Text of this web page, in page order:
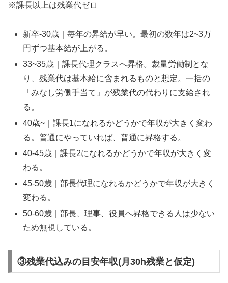
※課長以上は残業代ゼロ
新卒-30歳｜毎年の昇給が早い。最初の数年は2~3万
円ずつ基本給が上がる。
33~35歳｜課長代理クラスへ昇格。裁量労働制とな
り、残業代は基本給に含まれるものと想定。一括の
「みなし労働手当て」が残業代の代わりに支給され
る。
40歳~｜課長1になれるかどうかで年収が大きく変わ
る。普通にやっていれば、普通に昇格する。
40-45歳｜課長2になれるかどうかで年収が大きく変
わる。
45-50歳｜部長代理になれるかどうかで年収が大きく
変わる。
50-60歳｜部長、理事、役員へ昇格できる人は少ない
ため無視している。
③残業代込みの目安年収(月30h残業と仮定)